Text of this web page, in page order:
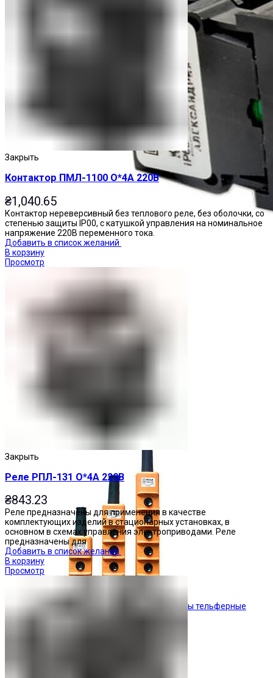
Переключатели
Кнопочные посты
Посты тельферные
Закрыть
Контактор ПМЛ-1100 О*4А 220В
₴1,040.65
Контактор нереверсивный без теплового реле, без оболочки, со
степенью защиты IP00, с катушкой управления на номинальное
напряжение 220В переменного тока.
Добавить в список желаний
В корзину
Просмотр
Закрыть
Реле РПЛ-131 О*4А 220В
₴843.23
Реле предназначены для применения в качестве
комплектующих изделий в стационарных установках, в
основном в схемах управления электроприводами. Реле
предназначены для
Добавить в список желаний
В корзину
Просмотр